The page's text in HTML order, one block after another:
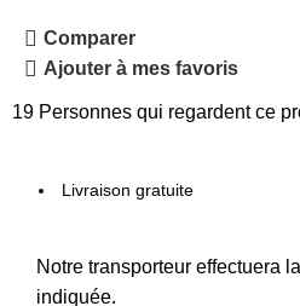
Comparer
Ajouter à mes favoris
19 Personnes qui regardent ce
Livraison gratuite
Notre transporteur effectuera
indiquée.